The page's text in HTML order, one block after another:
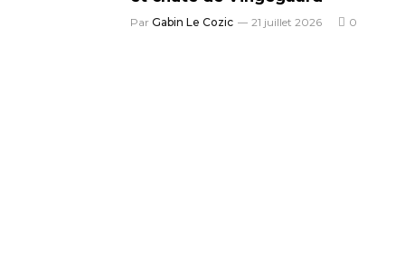
Par Gabin Le Cozic 21 juillet 2026 0